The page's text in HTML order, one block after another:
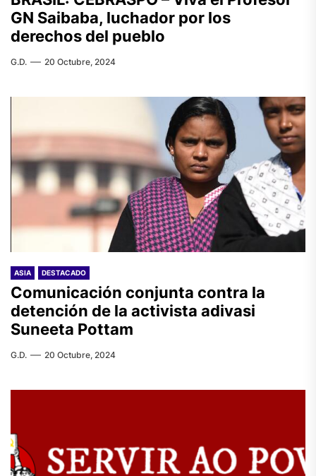
GN Saibaba, luchador por los
derechos del pueblo
G.D. 20 Octubre, 2024
ASIA DESTACADO
Comunicación conjunta contra la
detención de la activista adivasi
Suneeta Pottam
G.D. 20 Octubre, 2024